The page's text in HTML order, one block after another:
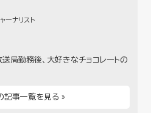
ーナリスト
送局勤務後、大好きなチョコレートの
記事一覧を見る »